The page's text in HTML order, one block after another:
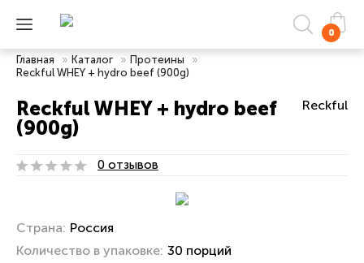
0
Главная » Каталог » Протеины
»
Reckful WHEY + hydro beef (900g)
Reckful WHEY + hydro beef
(900g)
Reckful
0 отзывов
Страна: Россия
Количество в упаковке: 30 порций